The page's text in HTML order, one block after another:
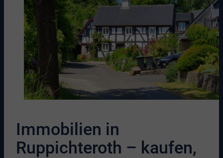
Immobilien in
Ruppichteroth – kaufen,